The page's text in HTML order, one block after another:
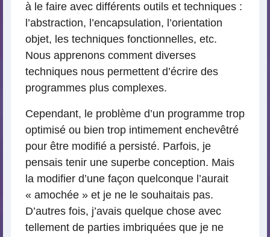
à le faire avec différents outils et techniques :
l’abstraction, l’encapsulation, l’orientation
objet, les techniques fonctionnelles, etc.
Nous apprenons comment diverses
techniques nous permettent d’écrire des
programmes plus complexes.
Cependant, le problème d’un programme trop
optimisé ou bien trop intimement enchevêtré
pour être modifié a persisté. Parfois, je
pensais tenir une superbe conception. Mais
la modifier d’une façon quelconque l’aurait
« amochée » et je ne le souhaitais pas.
D’autres fois, j’avais quelque chose avec
tellement de parties imbriquées que je ne